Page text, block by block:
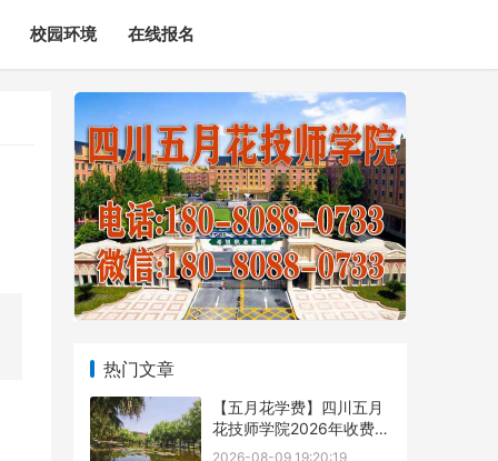
校园环境 在线报名
热门文章
【五月花学费】四川五月
花技师学院2026年收费标
准及招生专业
2026-08-09 19:20:19